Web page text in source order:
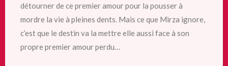
détourner de ce premier amour pour la pousser à
mordre la vie à pleines dents. Mais ce que Mirza ignore,
c’est que le destin va la mettre elle aussi face à son
propre premier amour perdu…